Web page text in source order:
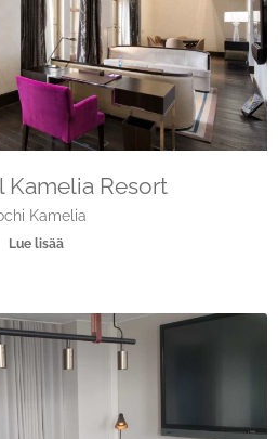
Kamelia Resort
Kamelia
Lue lisää